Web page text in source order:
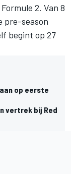
2. Van 8
pre-season
begint op 27
op eerste
vertrek bij Red